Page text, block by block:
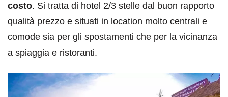
costo. Si tratta di hotel 2/3 stelle dal buon rapporto
qualità prezzo e situati in location molto centrali e
comode sia per gli spostamenti che per la vicinanza
a spiaggia e ristoranti.